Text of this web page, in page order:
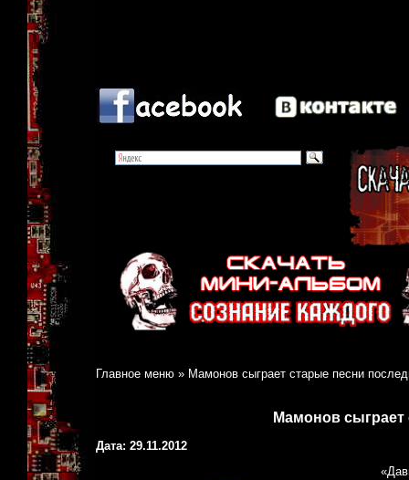
Главное меню » Мамонов сыграет старые песни
Мамонов сыграет
Дата: 29.11.2012